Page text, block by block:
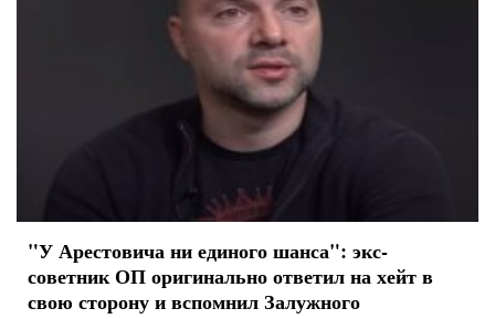
"У Арестовича ни единого шанса": экс-
советник ОП оригинально ответил на хейт в
свою сторону и вспомнил Залужного